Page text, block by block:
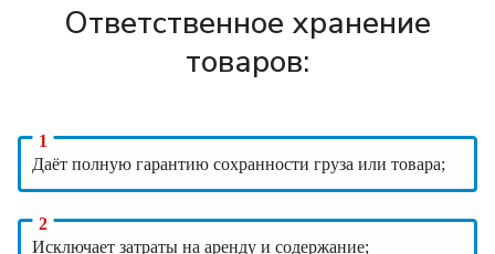
Ответственное хранение
товаров:
Даёт полную гарантию сохранности груза или товара;
Исключает затраты на аренду и содержание;